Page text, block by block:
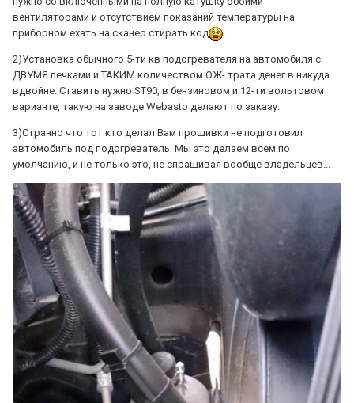
вентиляторами и отсутствием показаний температуры на
приборном ехать на сканер стирать код
2)Установка обычного 5-ти кв подогревателя на автомобиля с
ДВУМЯ печками и ТАКИМ количеством ОЖ- трата денег в никуда
вдвойне. Ставить нужно ST90, в бензиновом и 12-ти вольтовом
варианте, такую на заводе Webasto делают по заказу.
3)Странно что тот кто делал Вам прошивки не подготовил
автомобиль под подогреватель. Мы это делаем всем по
умолчанию, и не только это, не спрашивая вообще владельцев...